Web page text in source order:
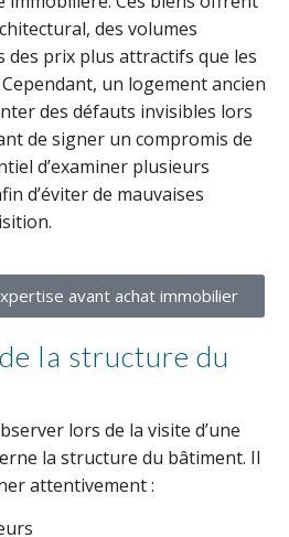
des volumes
prix plus attractifs que les
un logement ancien
des défauts invisibles lors
de signer un compromis de
d’examiner plusieurs
d’éviter de mauvaises
avant achat immobilier
la structure du
lors de la visite d’une
la structure du bâtiment. Il
attentivement :